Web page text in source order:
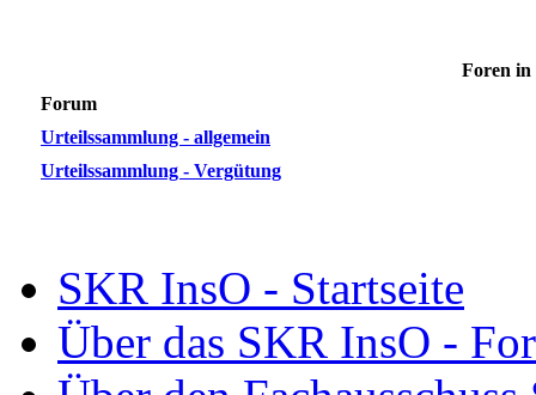
Foren in
Forum
Urteilssammlung - allgemein
Urteilssammlung - Vergütung
SKR InsO - Startseite
Über das SKR InsO -